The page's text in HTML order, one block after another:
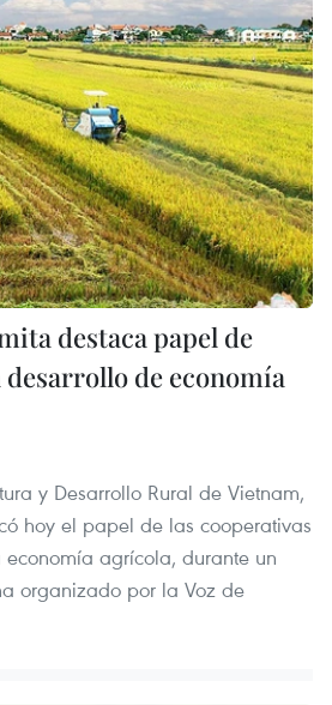
destaca papel de
de economía
y Desarrollo Rural de Vietnam,
hoy el papel de las cooperativas
agrícola, durante un
organizado por la Voz de